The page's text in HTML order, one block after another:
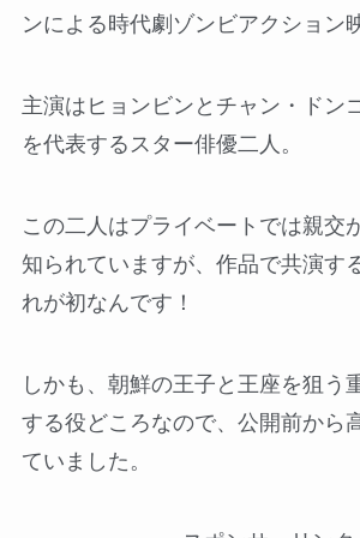
ンによる時代劇ゾンビアクション
主演はヒョンビンとチャン・ドン
を代表するスター俳優二人。
この二人はプライベートでは親交
知られていますが、作品で共演す
れが初なんです！
しかも、朝鮮の王子と王座を狙う
する役どころなので、公開前から
ていました。